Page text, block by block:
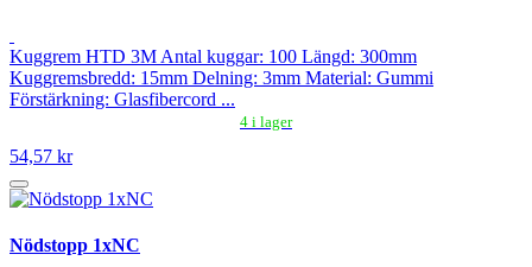
Kuggrem HTD 3M Antal kuggar: 100 Längd: 300mm
Kuggremsbredd: 15mm Delning: 3mm Material: Gummi
Förstärkning: Glasfibercord ...
4 i lager
54,57 kr
Nödstopp 1xNC